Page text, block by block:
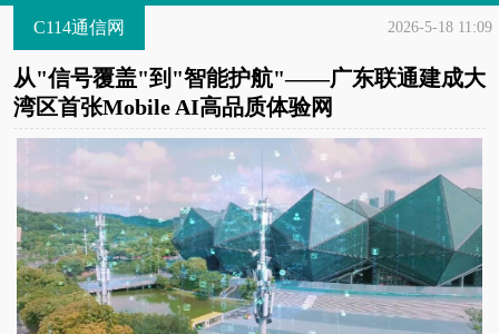
C114通信网 2026-5-18 11:09
从"信号覆盖"到"智能护航"——广东联通建成大
湾区首张Mobile AI高品质体验网